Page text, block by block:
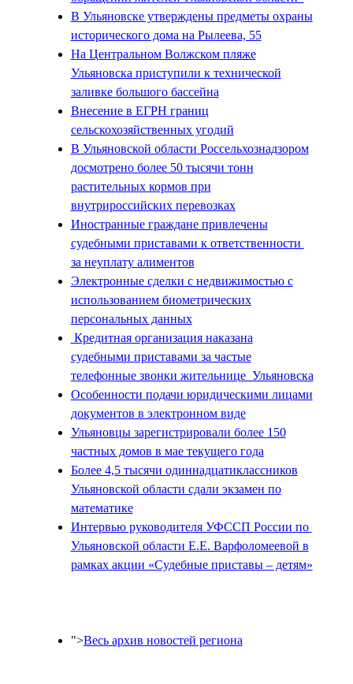
В Ульяновске утверждены предметы охраны
исторического дома на Рылеева, 55
На Центральном Волжском пляже
Ульяновска приступили к технической
заливке большого бассейна
Внесение в ЕГРН границ
сельскохозяйственных угодий
В Ульяновской области Россельхознадзором
досмотрено более 50 тысячи тонн
растительных кормов при
внутрироссийских перевозках
Иностранные граждане привлечены
судебными приставами к ответственности
за неуплату алиментов
Электронные сделки с недвижимостью с
использованием биометрических
персональных данных
Кредитная организация наказана
судебными приставами за частые
телефонные звонки жительнице Ульяновска
Особенности подачи юридическими лицами
документов в электронном виде
Ульяновцы зарегистрировали более 150
частных домов в мае текущего года
Более 4,5 тысячи одиннадцатиклассников
Ульяновской области сдали экзамен по
математике
Интервью руководителя УФССП России по
Ульяновской области Е.Е. Варфоломеевой в
рамках акции «Судебные приставы – детям»
">Весь архив новостей региона